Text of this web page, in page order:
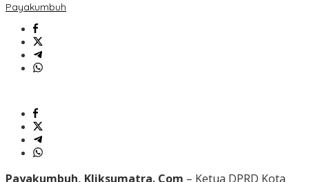
Payakumbuh
Payakumbuh, Kliksumatra. Com – Ketua DPRD Kota